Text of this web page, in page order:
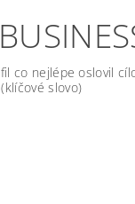
co nejlépe oslovil
slovo)